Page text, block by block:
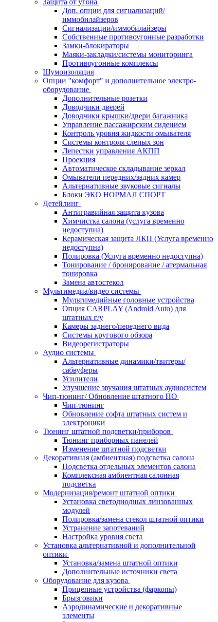
Защита от угона
Доп. опции для сигнализаций/
иммобилайзеров
Сигнализации/иммобилайзеры
Собственные противоугонные разработки
Замки-блокираторы
Маяки-закладки/системы мониторинга
Противоугонные комплексы
Шумоизоляция
Опции "комфорт" и дополнительное электро-
оборудование
Дополнительные розетки
Доводчики дверей
Доводчики крышки/двери багажника
Управление пассажирским сидением
Контроль уровня жидкости омывателя
Системы контроля слепых зон
Лепестки управления АКПП
Проекция
Автоматическое складывание зеркал
Омыватели передних/задних камер
Альтернативные звуковые сигналы
Блоки ЭКО НОРМАЛ СПОРТ
Детейлинг
Антигравийная защита кузова
Химчистка салона (услуга временно
недоступна)
Керамическая защита ЛКП (Услуга временно
недоступна)
Полировка (Услуга временно недоступна)
Тонирование / бронирование / атермальная
тонировка
Замена автостекол
Мультимедиа/видео системы
Мультимедийные головные устройства
Опция CARPLAY (Android Auto) для
штатных г/у
Камеры заднего/переднего вида
Системы кругового обзора
Видеорегистраторы
Аудио системы
Альтернативные динамики/твитеры/
сабвуферы
Усилители
Улучшение звучания штатных аудиосистем
Чип-тюнинг/ Обновление штатного ПО
Чип-тюнинг
Обновление софта штатных систем и
электроники
Тюнинг штатной подсветки/приборов
Тюнинг приборных панелей
Изменение штатной подсветки
Декоративная (амбиентная) подсветка салона
Подсветка отдельных элементов салона
Комплексная амбиентная салонная
подсветка
Модернизация/ремонт штатной оптики
Установка светодиодных линзованных
модулей
Полировка/замена стекол штатной оптики
Устранение запотеваний
Настройка уровня света
Установка альтернативной и дополнительной
оптики
Установка/замена штатной оптики
Дополнительные источники света
Оборудование для кузова
Прицепные устройства (фаркопы)
Брызговики
Аэродинамические и декоративные
элементы